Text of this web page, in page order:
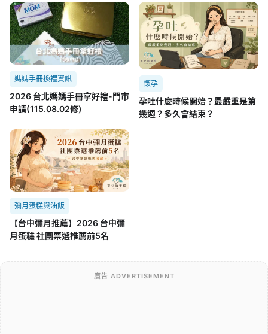
媽媽手冊換禮資訊
2026 台北媽媽手冊拿好禮-門市
申請(115.08.02修)
懷孕
孕吐什麼時候開始？最嚴重是第
幾週？多久會結束？
彌月蛋糕與油飯
【台中彌月推薦】2026 台中彌
月蛋糕 社團票選推薦前5名
廣告 ADVERTISEMENT